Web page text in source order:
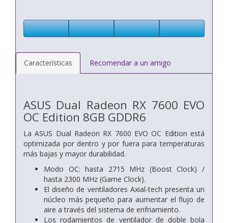
Características Recomendar a un amigo
ASUS Dual Radeon RX 7600 EVO
OC Edition 8GB GDDR6
La ASUS Dual Radeon RX 7600 EVO OC Edition está
optimizada por dentro y por fuera para temperaturas
más bajas y mayor durabilidad.
Modo OC: hasta 2715 MHz (Boost Clock) /
hasta 2300 MHz (Game Clock).
El diseño de ventiladores Axial-tech presenta un
núcleo más pequeño para aumentar el flujo de
aire a través del sistema de enfriamiento.
Los rodamientos de ventilador de doble bola